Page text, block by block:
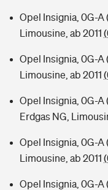
Opel Insignia, 0G-A
Limousine, ab 2011
Opel Insignia, 0G-A
Limousine, ab 2011
Opel Insignia, 0G-A
Erdgas NG,
Opel Insignia, 0G-A
Limousine, ab 2011
Opel Insignia, 0G-A